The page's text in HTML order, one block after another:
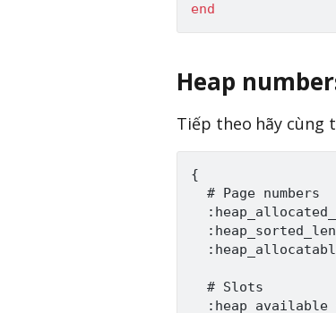
end
Heap
Tiếp theo hãy cùng
{
  # Page numbers
  # Slots